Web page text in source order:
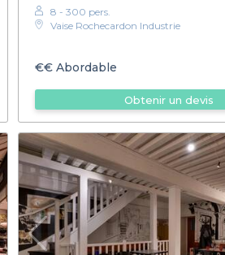
8 - 300 pers.
Vaise Rochecardon Industrie
€€Abordable
Obtenir un devis